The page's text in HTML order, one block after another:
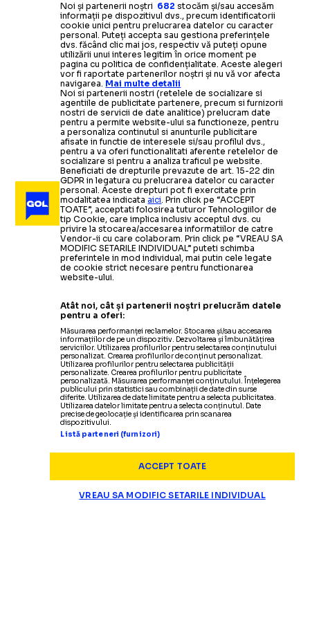
Noi și partenerii noștri 682 stocăm și/sau accesăm
informații pe dispozitivul dvs., precum identificatorii
cookie unici pentru prelucrarea datelor cu caracter
personal. Puteți accepta sau gestiona preferințele
dvs. făcând clic mai jos, respectiv vă puteți opune
utilizării unui interes legitim în orice moment pe
pagina cu politica de confidențialitate. Aceste alegeri
vor fi raportate partenerilor noștri și nu vă vor afecta
navigarea. Mai multe detalii
Noi si partenerii nostri (retelele de socializare si
agentiile de publicitate partenere, precum si furnizorii
nostri de servicii de date analitice) prelucram date
pentru a permite website-ului sa functioneze, pentru
a personaliza continutul si anunturile publicitare
afisate in functie de interesele si/sau profilul dvs.,
pentru a va oferi functionalitati aferente retelelor de
socializare si pentru a analiza traficul pe website.
Beneficiati de drepturile prevazute de art. 15-22 din
GDPR in legatura cu prelucrarea datelor cu caracter
personal. Aceste drepturi pot fi exercitate prin
modalitatea indicataaici. Prin click pe “ACCEPT
TOATE”, acceptati folosirea tuturor Tehnologiilor de
tip Cookie, care implica inclusiv acceptul dvs. cu
privire la stocarea/accesarea informatiilor de catre
Vendor-ii cu care colaboram. Prin click pe “VREAU SA
MODIFIC SETARILE INDIVIDUAL” puteti schimba
preferintele in mod individual, mai putin cele legate
de cookie strict necesare pentru functionarea
website-ului.
Atât noi, cât și partenerii noștri prelucrăm datele
pentru a oferi:
Măsurarea performanței reclamelor. Stocarea și/sau accesarea
informațiilor de pe un dispozitiv. Dezvoltarea și îmbunătățirea
serviciilor. Utilizarea profilurilor pentru selectarea conținutului
personalizat. Crearea profilurilor de conținut personalizat.
Utilizarea profilurilor pentru selectarea publicității
personalizate. Crearea profilurilor pentru publicitate
personalizată. Măsurarea performanței conținutului. Înțelegerea
publicului prin statistici sau combinații de date din surse
diferite. Utilizarea de date limitate pentru a selecta publicitatea.
Utilizarea datelor limitate pentru a selecta conținutul. Date
precise de geolocație și identificarea prin scanarea
dispozitivului.
Listă parteneri (furnizori)
ACCEPT TOATE
VREAU SA MODIFIC SETARILE INDIVIDUAL